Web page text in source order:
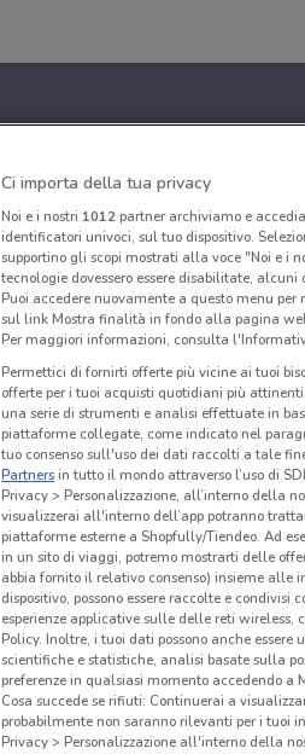
Ci importa della tua privacy
Noi e i nostri 1012partner archiviamo e
identificatori univoci, sul tuo dispositivo.
supportino gli scopi mostrati alla voce "Noi e i
tecnologie dovessero essere disabilitate,
Puoi accedere nuovamente a questo menu
sul link Mostra finalità in fondo alla pagina
Per maggiori informazioni, consulta
Permettici di fornirti offerte più vicine ai tuoi
offerte per i tuoi acquisti quotidiani più
una serie di strumenti e analisi effettuate in
piattaforme collegate, come indicato nel
tuo consenso sull'uso dei dati raccolti a tale
Partnersin tutto il mondo attraverso l’uso di
Privacy > Personalizzazione, all’interno della
visualizzerai all'interno dell’app potranno
piattaforme esterne a Shopfully/Tiendeo. Ad
in un sito di viaggi, potremo mostrarti delle
abbia fornito il relativo consenso) insieme
dispositivo, possono essere raccolte e
esperienze applicative sulle delle reti
Policy. Inoltre, i tuoi dati possono anche
scientifiche e statistiche, analisi basate sulla
preferenze in qualsiasi momento accedendo a
Cosa succede se rifiuti: Continuerai a
probabilmente non saranno rilevanti per i tuoi
Privacy > Personalizzazione all'interno della